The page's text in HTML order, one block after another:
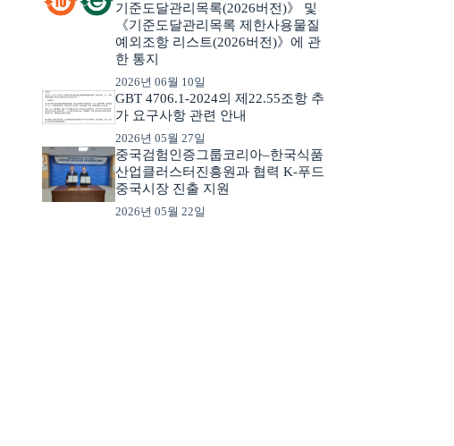
기준도달관리목록(2026버전)》 및
《기준도달관리목록 제한사용물질
예외조항 리스트(2026버전)》에 관
한 통지
2026년 06월 10일
GBT 4706.1-2024의 제22.55조항 추
가 요구사항 관련 안내
2026년 05월 27일
중국검험인증그룹코리아–한국식품
산업클러스터진흥원과 협력 K-푸드
중국시장 진출 지원
2026년 05월 22일